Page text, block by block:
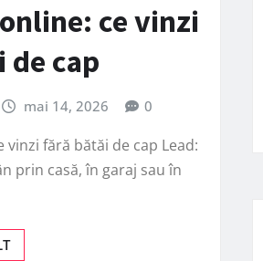
ce vinzi
cap
mai 14, 2026 0
fără bătăi de cap Lead:
prin casă, în garaj sau în